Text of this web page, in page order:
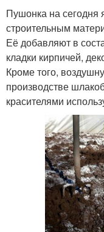
Пушонка на
строительным
Её добавляют в
кладки кирпичей,
Кроме того,
производстве
красителями